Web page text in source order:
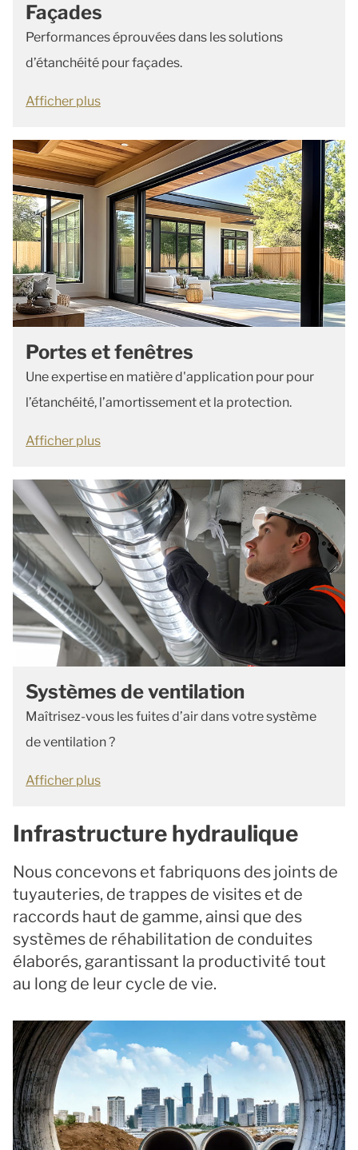
Façades
Performances éprouvées dans les solutions
d’étanchéité pour façades.
Afficher plus
Portes et fenêtres
Une expertise en matière d'application pour pour
l’étanchéité, l’amortissement et la protection.
Afficher plus
Systèmes de ventilation
Maîtrisez-vous les fuites d’air dans votre système
de ventilation ?
Afficher plus
Infrastructure hydraulique
Nous concevons et fabriquons des joints de
tuyauteries, de trappes de visites et de
raccords haut de gamme, ainsi que des
systèmes de réhabilitation de conduites
élaborés, garantissant la productivité tout
au long de leur cycle de vie.